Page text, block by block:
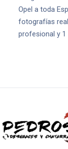
Opel a toda
fotografías
profesional y 1